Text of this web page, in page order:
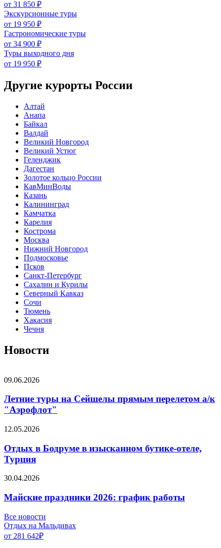
от 31 850 ₽
Экскурсионные туры
от 19 950 ₽
Гастрономические туры
от 34 900 ₽
Туры выходного дня
от 19 950 ₽
Другие курорты России
Алтай
Анапа
Байкал
Валдай
Великий Новгород
Великий Устюг
Геленджик
Дагестан
Золотое кольцо России
КавМинВоды
Казань
Калининград
Камчатка
Карелия
Кострома
Москва
Нижний Новгород
Подмосковье
Псков
Санкт-Петербург
Сахалин и Курилы
Северный Кавказ
Сочи
Тюмень
Хакасия
Чечня
Новости
09.06.2026
Летние туры на Сейшелы прямым перелетом а/к
"Аэрофлот"
12.05.2026
Отдых в Бодруме в изысканном бутике-отеле,
Турция
30.04.2026
Майские праздники 2026: график работы
Все новости
Отдых на Мальдивах
от 281 642₽